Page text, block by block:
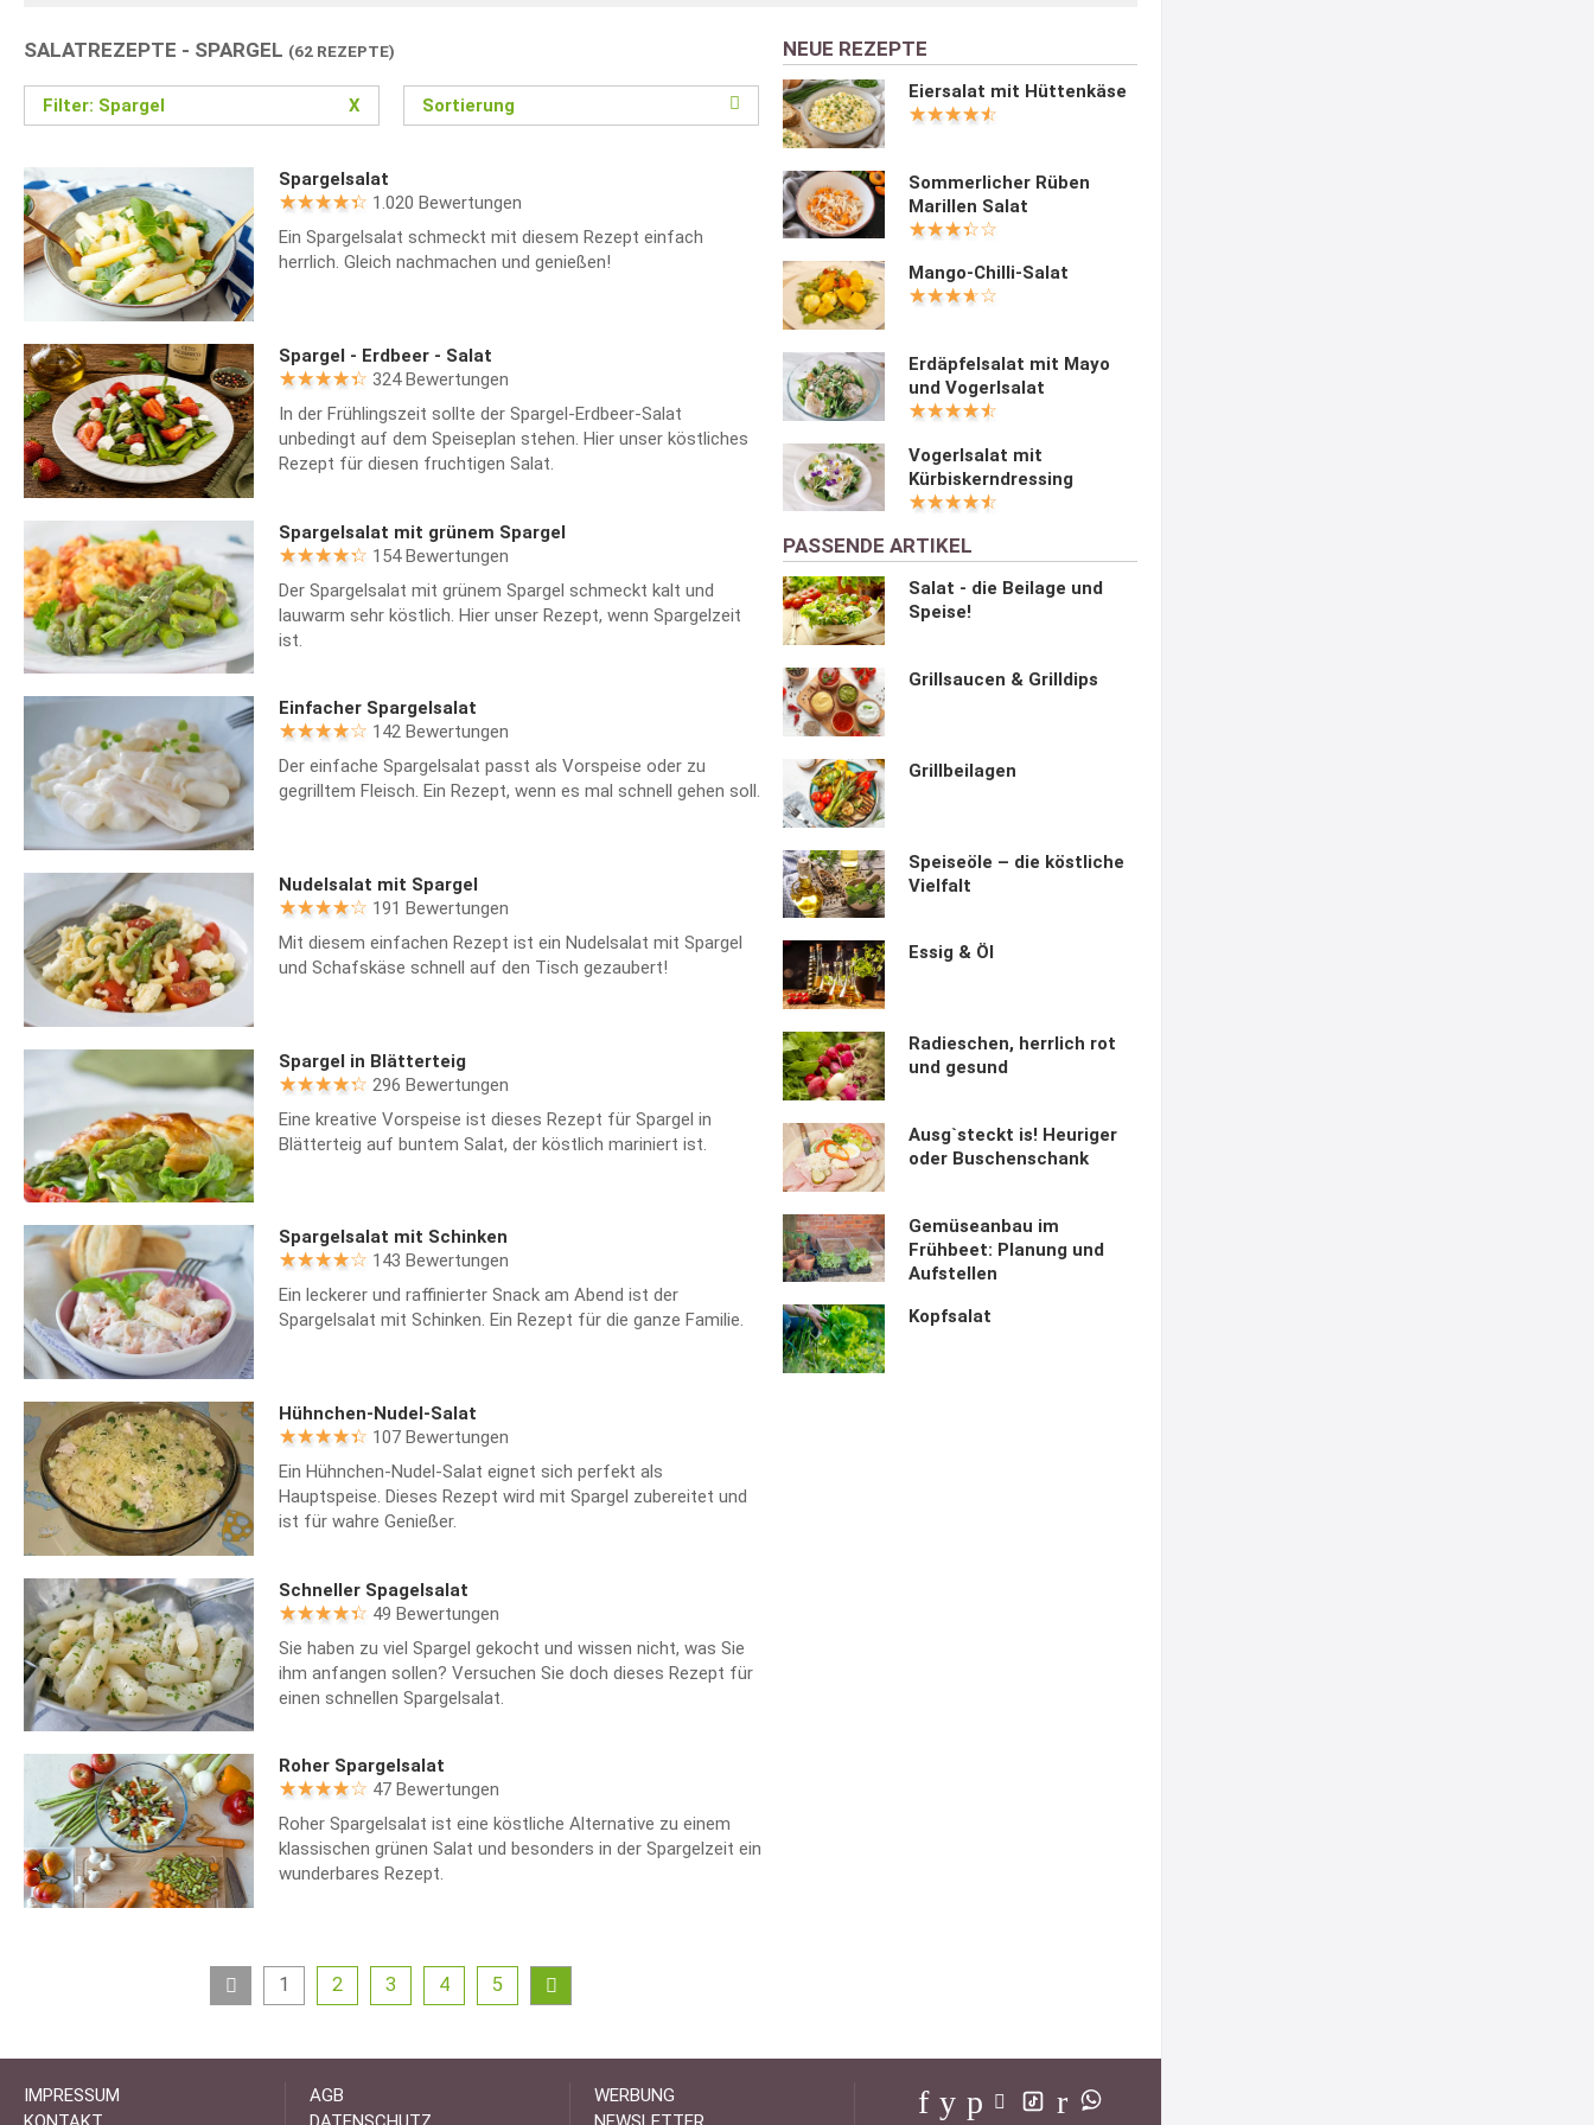
SALATREZEPTE - SPARGEL (62 REZEPTE)
Filter: Spargel X Sortierung
Spargelsalat
1.020 Bewertungen
Ein Spargelsalat schmeckt mit diesem Rezept einfach
herrlich. Gleich nachmachen und genießen!
Spargel - Erdbeer - Salat
324 Bewertungen
In der Frühlingszeit sollte der Spargel-Erdbeer-Salat
unbedingt auf dem Speiseplan stehen. Hier unser köstliches
Rezept für diesen fruchtigen Salat.
Spargelsalat mit grünem Spargel
154 Bewertungen
Der Spargelsalat mit grünem Spargel schmeckt kalt und
lauwarm sehr köstlich. Hier unser Rezept, wenn Spargelzeit
ist.
Einfacher Spargelsalat
142 Bewertungen
Der einfache Spargelsalat passt als Vorspeise oder zu
gegrilltem Fleisch. Ein Rezept, wenn es mal schnell gehen soll.
Nudelsalat mit Spargel
191 Bewertungen
Mit diesem einfachen Rezept ist ein Nudelsalat mit Spargel
und Schafskäse schnell auf den Tisch gezaubert!
Spargel in Blätterteig
296 Bewertungen
Eine kreative Vorspeise ist dieses Rezept für Spargel in
Blätterteig auf buntem Salat, der köstlich mariniert ist.
Spargelsalat mit Schinken
143 Bewertungen
Ein leckerer und raffinierter Snack am Abend ist der
Spargelsalat mit Schinken. Ein Rezept für die ganze Familie.
Hühnchen-Nudel-Salat
107 Bewertungen
Ein Hühnchen-Nudel-Salat eignet sich perfekt als
Hauptspeise. Dieses Rezept wird mit Spargel zubereitet und
ist für wahre Genießer.
Schneller Spagelsalat
49 Bewertungen
Sie haben zu viel Spargel gekocht und wissen nicht, was Sie
ihm anfangen sollen? Versuchen Sie doch dieses Rezept für
einen schnellen Spargelsalat.
Roher Spargelsalat
47 Bewertungen
Roher Spargelsalat ist eine köstliche Alternative zu einem
klassischen grünen Salat und besonders in der Spargelzeit ein
wunderbares Rezept.
1 2 3 4 5
NEUE REZEPTE
Eiersalat mit Hüttenkäse
Sommerlicher Rüben
Marillen Salat
Mango-Chilli-Salat
Erdäpfelsalat mit Mayo
und Vogerlsalat
Vogerlsalat mit
Kürbiskerndressing
PASSENDE ARTIKEL
Salat - die Beilage und
Speise!
Grillsaucen & Grilldips
Grillbeilagen
Speiseöle – die köstliche
Vielfalt
Essig & Öl
Radieschen, herrlich rot
und gesund
Ausg`steckt is! Heuriger
oder Buschenschank
Gemüseanbau im
Frühbeet: Planung und
Aufstellen
Kopfsalat
IMPRESSUM
AGB
WERBUNG